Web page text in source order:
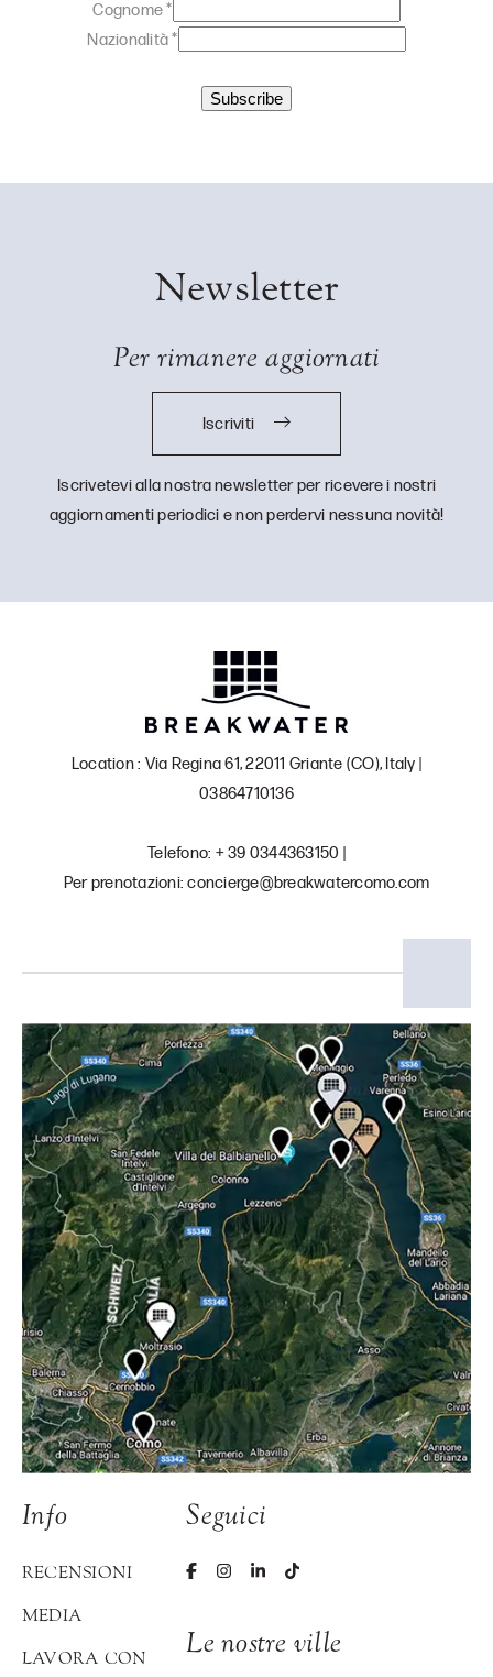
Cognome*
Nazionalità*
Newsletter
Per rimanere aggiornati
Iscriviti
Iscrivetevi alla nostra newsletter per ricevere i nostri
aggiornamenti periodici e non perdervi nessuna novità!
Location : Via Regina 61, 22011 Griante (CO), Italy |
03864710136
Telefono: + 39 0344363150 |
Per prenotazioni: concierge@breakwatercomo.com
Info
RECENSIONI
MEDIA
LAVORA CON
Seguici
Le nostre ville